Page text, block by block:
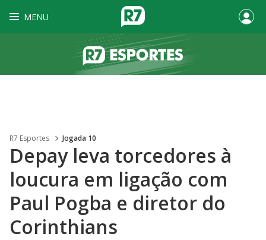
MENU
R7 Esportes Jogada 10
Depay leva torcedores à
loucura em ligação com
Paul Pogba e diretor do
Corinthians